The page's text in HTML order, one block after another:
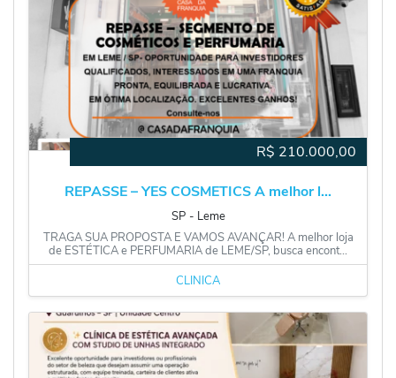
R$ 210.000,00
REPASSE – YES COSMETICS A melhor l...
SP ‐ Leme
TRAGA SUA PROPOSTA E VAMOS AVANÇAR! A melhor loja
de ESTÉTICA e PERFUMARIA de LEME/SP, busca encont...
CLÍNICA